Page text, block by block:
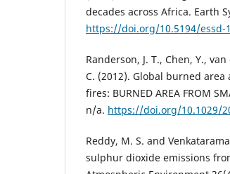
decades across Africa. Earth
https://doi.org/10.5194/essd-
Randerson, J. T., Chen, Y.,
C. (2012). Global burned
fires: BURNED AREA FROM
n/a. https://doi.org/10.1029/
Reddy, M. S. and
sulphur dioxide emissions